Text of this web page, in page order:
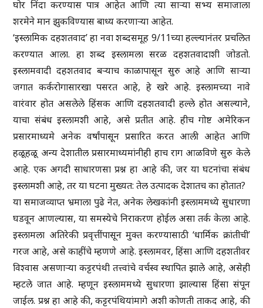
घोर निंदा करण्यास पात्र आहेत आणि त्या साऱ्या सभ्य समाजाला
शरमेने मान झुकविण्यास बाध्य करणाऱ्या आहेत.
‘इस्लामिक दहशतवाद’ हा नवा शब्दसमूह 9/11च्या हल्ल्यानंतर प्रचलित
करण्यात आला. हा शब्द इस्लामला सरळ दहशतवादाशी जोडतो.
इस्लामवादी दहशतवाद बऱ्याच काळापासून सुरु आहे आणि साऱ्या
जगात कर्करोगासारखा पसरत आहे, हे खरे आहे. इस्लामच्या नावे
वारंवार होत असलेले हिंसक आणि दहशतवादी हल्ले होत असल्याने,
याचा संबंध इस्लामशी आहे, असे प्रतीत आहे. हीच गोष्ट अमेरिकन
प्रसारमाध्यमे अनेक वर्षांपासून प्रसारित करत आली आहेत आणि
हळूहळू अन्य देशातील प्रसारमाध्यमांनीही हाच राग आळविणे सुरु केले
आहे. एक अगदी साधारणसा प्रश्न हा आहे की, जर या घटनांचा संबंध
इस्लामशी आहे, तर या घटना मुख्यत: तेल उत्पादक देशातच का होतात?
या समाजव्याप्त भ्रमाला पुढे नेत, अनेक लेखकांनी इस्लाममध्ये सुधारणा
घडवून आणल्यास, या समस्येचे निराकरण होईल असा तर्क केला आहे.
इस्लामला अतिरेकी प्रवृत्तींपासून मुक्त करण्यासाठी ‘धार्मिक क्रांतीची’
गरज आहे, असे काहींचे म्हणणे आहे. इस्लामवर, हिंसा आणि दहशतीवर
विश्वास असणाऱ्या कट्टरपंथी तत्त्वांचे वर्चस्व स्थापित झाले आहे, असेही
म्हटले जात आहे. म्हणून इस्लाममध्ये सुधारणा झाल्यास हिंसा संपून
जाईल. प्रश्न हा आहे की, कट्टरपंथियांमागे अशी कोणती ताकद आहे, की